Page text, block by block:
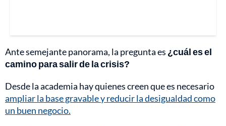
Ante semejante panorama, la pregunta es ¿cuál es el
camino para salir de la crisis?
Desde la academia hay quienes creen que es necesario
ampliar la base gravable y reducir la desigualdad como
un buen negocio.